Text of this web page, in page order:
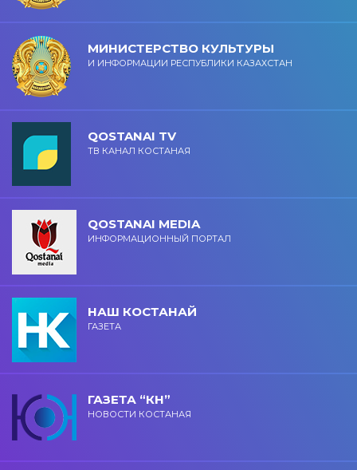
МИНИСТЕРСТВО КУЛЬТУРЫ
И ИНФОРМАЦИИ РЕСПУБЛИКИ КАЗАХСТАН
QOSTANAI TV
ТВ КАНАЛ КОСТАНАЯ
QOSTANAI MEDIA
ИНФОРМАЦИОННЫЙ ПОРТАЛ
НАШ КОСТАНАЙ
ГАЗЕТА
ГАЗЕТА “КН”
НОВОСТИ КОСТАНАЯ